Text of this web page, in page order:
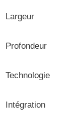
Largeur
Profondeur
Technologie
Intégration